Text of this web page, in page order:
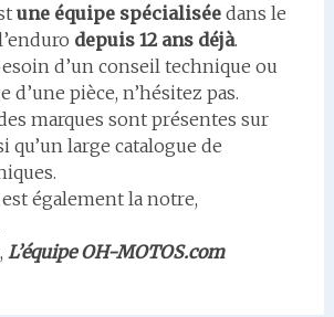
une équipe spécialiséedans le
depuis 12 ans déjà.
d’un conseil technique ou
d’une pièce, n’hésitez pas.
marques sont présentes sur
qu’un large catalogue de
également la notre,
L’équipe OH-MOTOS.com